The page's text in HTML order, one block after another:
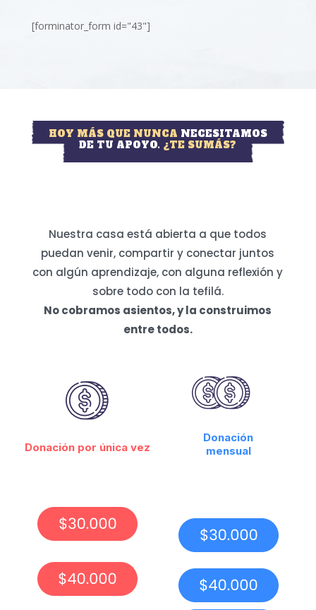
[forminator_form id="43"]
HOY MÁS QUE NUNCA NECESITAMOS
DE TU APOYO. ¿TE SUMÁS?
Nuestra casa está abierta a que todos
puedan venir, compartir y conectar juntos
con algún aprendizaje, con alguna reflexión y
sobre todo con la tefilá.
No cobramos asientos, y la construimos
entre todos.
Donación por única vez
Donación
mensual